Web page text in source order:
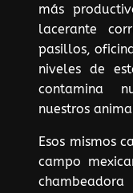
más
lacerante
pasillos,
niveles de
contamina
nuestros
Esos mismos
campo